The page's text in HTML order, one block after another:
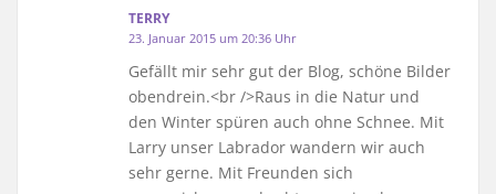
TERRY
23. Januar 2015 um 20:36 Uhr
Gefällt mir sehr gut der Blog, schöne Bilder
obendrein.<br />Raus in die Natur und
den Winter spüren auch ohne Schnee. Mit
Larry unser Labrador wandern wir auch
sehr gerne. Mit Freunden sich